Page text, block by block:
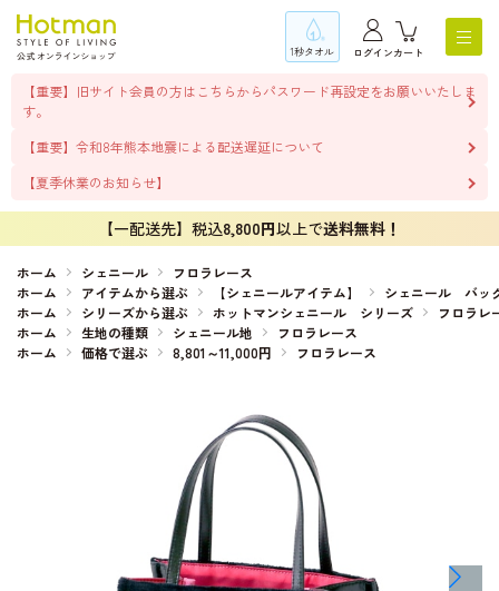
1秒タオル ログインカート
【重要】旧サイト会員の方はこちらからパスワード再設定をお願いいたしま
す。
【重要】令和8年熊本地震による配送遅延について
【夏季休業のお知らせ】
【一配送先】税込8,800円以上で送料無料！
ホーム シェニール
フロラレース
ホーム
アイテムから選ぶ 【シェニールアイテム】
シェニール バッ
ホーム
シリーズから選ぶ ホットマンシェニール シリーズ
フロラレ
ホーム
生地の種類 シェニール地
フロラレース
ホーム
価格で選ぶ 8,801～11,000円 フロラレース